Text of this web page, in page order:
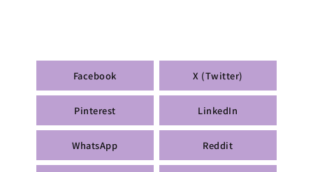
Facebook X (Twitter)
Pinterest LinkedIn
WhatsApp Reddit